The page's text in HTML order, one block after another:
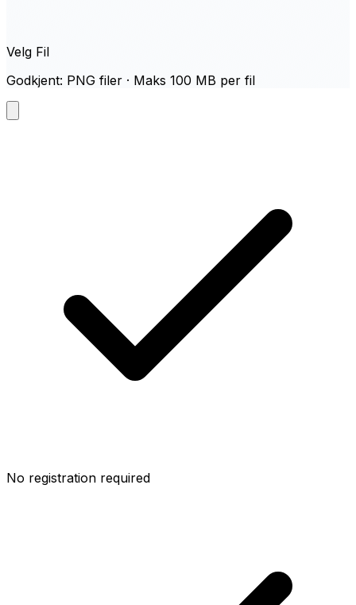
Velg Fil
Godkjent: PNG filer · Maks 100 MB per fil
No registration required